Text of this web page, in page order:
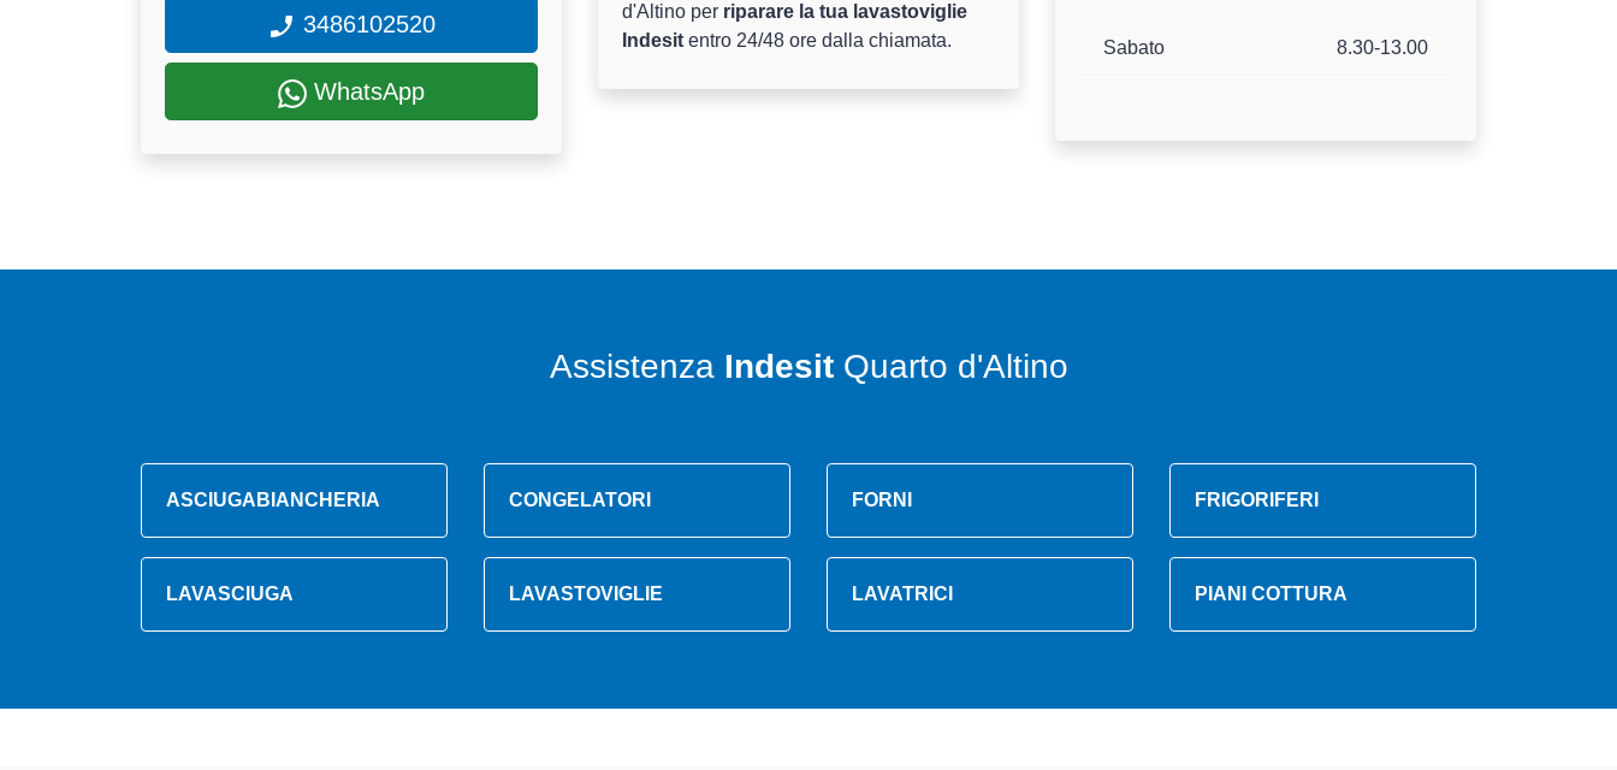
3486102520
WhatsApp
d'Altino per riparare la tua lavastoviglie
Indesit entro 24/48 ore dalla chiamata. Sabato 8.30-13.00
Assistenza IndesitQuarto d'Altino
ASCIUGABIANCHERIA CONGELATORI FORNI FRIGORIFERI
LAVASCIUGA LAVASTOVIGLIE LAVATRICI PIANI COTTURA